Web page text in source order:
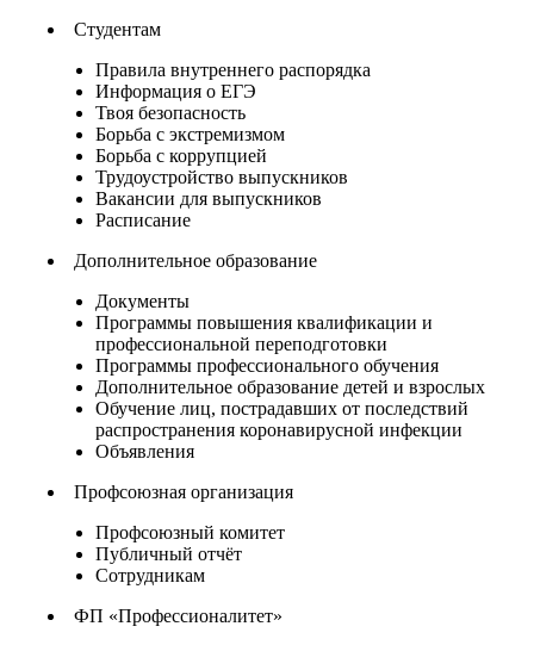
Студентам
Правила внутреннего распорядка
Информация о ЕГЭ
Твоя безопасность
Борьба с экстремизмом
Борьба с коррупцией
Трудоустройство выпускников
Вакансии для выпускников
Расписание
Дополнительное образование
Документы
Программы повышения квалификации и
профессиональной переподготовки
Программы профессионального обучения
Дополнительное образование детей и взрослых
Обучение лиц, пострадавших от последствий
распространения коронавирусной инфекции
Объявления
Профсоюзная организация
Профсоюзный комитет
Публичный отчёт
Сотрудникам
ФП «Профессионалитет»